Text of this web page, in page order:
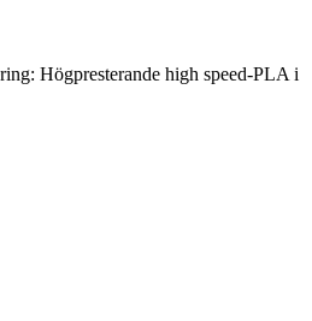
Högpresterande high speed-PLA i